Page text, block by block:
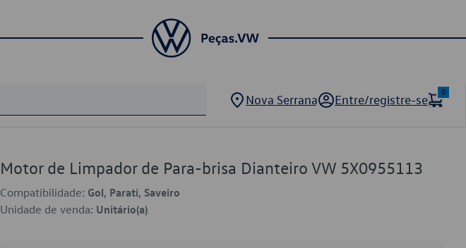
Nova Serrana Entre/registre-se
0
Motor de Limpador de Para-brisa Dianteiro VW 5X0955113
Compatibilidade: Gol, Parati, Saveiro
Unidade de venda: Unitário(a)